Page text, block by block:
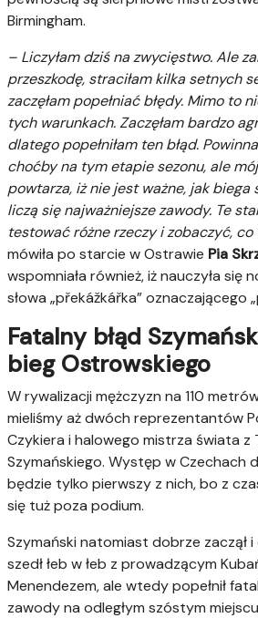
Birmingham.
– Liczyłam dziś na zwycięstwo. Ale
przeszkodę, straciłam kilka setnych
zaczęłam popełniać błędy. Mimo to
tych warunkach. Zaczęłam bardzo
dlatego popełniłam ten błąd.
choćby na tym etapie sezonu, ale
powtarza, iż nie jest ważne, jak biega
liczą się najważniejsze zawody. Te
testować różne rzeczy i zobaczyć,
mówiła po starcie w Ostrawie Pia
wspomniała również, iż nauczyła się
słowa „překážkářka” oznaczającego
Fatalny błąd
bieg Ostrowskiego
W rywalizacji mężczyzn na 110
mieliśmy aż dwóch reprezentantów
Czykiera i halowego mistrza świata z
Szymańskiego. Występ w Czechach
będzie tylko pierwszy z nich, bo z
się tuż poza podium.
Szymański natomiast dobrze zaczął
szedł łeb w łeb z prowadzącym
Menendezem, ale wtedy popełnił
zawody na odległym szóstym